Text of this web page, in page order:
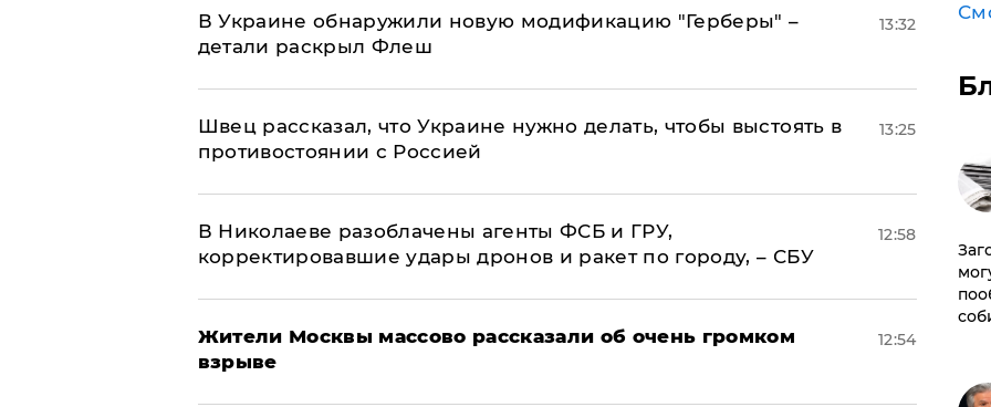
В Украине обнаружили новую модификацию "Герберы" –
детали раскрыл Флеш
13:32
Швец рассказал, что Украине нужно делать, чтобы выстоять в
противостоянии с Россией
13:25
В Николаеве разоблачены агенты ФСБ и ГРУ,
корректировавшие удары дронов и ракет по городу, – СБУ
12:58
Жители Москвы массово рассказали об очень громком
взрыве
12:54